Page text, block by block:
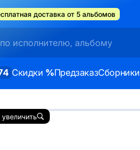
доставка от 5 альбомов
Скидки %ПредзаказСборники